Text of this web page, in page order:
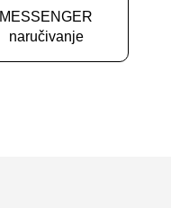
MESSENGER
naručivanje